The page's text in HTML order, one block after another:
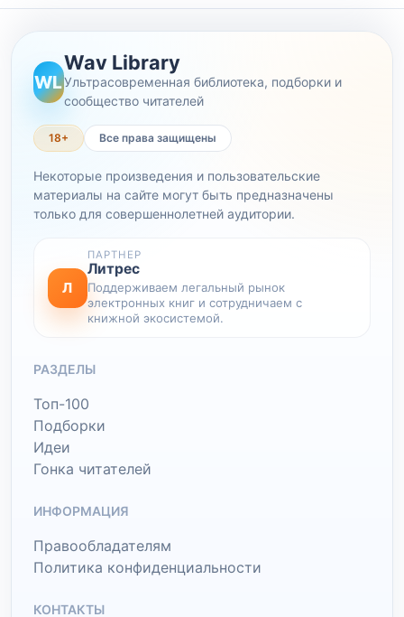
WL
Wav Library
Ультрасовременная библиотека, подборки и
сообщество читателей
18+ Все права защищены
Некоторые произведения и пользовательские
материалы на сайте могут быть предназначены
только для совершеннолетней аудитории.
Л
ПАРТНЕР
Литрес
Поддерживаем легальный рынок
электронных книг и сотрудничаем с
книжной экосистемой.
РАЗДЕЛЫ
Топ-100
Подборки
Идеи
Гонка читателей
ИНФОРМАЦИЯ
Правообладателям
Политика конфиденциальности
КОНТАКТЫ